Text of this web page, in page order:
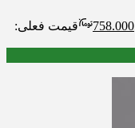
758.000
قیمت فعلی: